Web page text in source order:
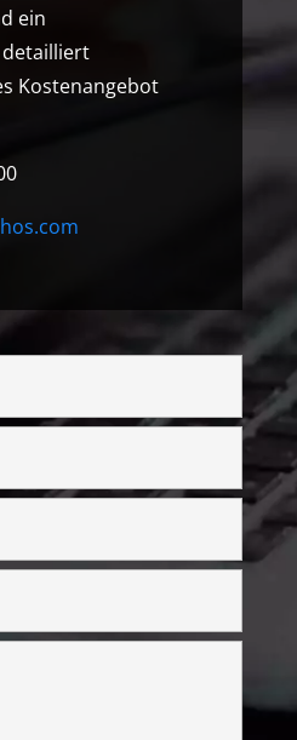
ein
Kostenangebot